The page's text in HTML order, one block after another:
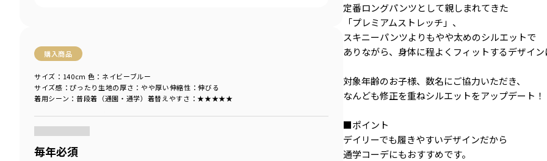
購入商品
サイズ感 ：ぴったり 生地の厚さ ：やや厚い伸縮性 ：伸びる
着用シーン ：普段着（通園・通学） 着替えやすさ ：★★★★★
サイズ：140cm 色：ネイビーブルー
毎年必須
定番ロングパンツとして親しまれてきた
「プレミアムストレッチ」、
スキニーパンツよりもやや太めのシルエットで
ありながら、身体に程よくフィットするデザイ
対象年齢のお子様、数名にご協力いただき、
なんども修正を重ねシルエットをアップデート！
■ポイント
デイリーでも履きやすいデザインだから
通学コーデにもおすすめです。